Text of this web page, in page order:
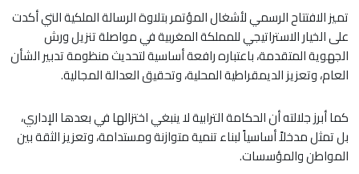
تميز الافتتاح الرسمي لأشغال المؤتمر بتلاوة الرسالة الملكية التي أكدت
على الخيار الاستراتيجي للمملكة المغربية في مواصلة تنزيل ورش
الجهوية المتقدمة، باعتباره رافعة أساسية لتحديث منظومة تدبير الشأن
العام، وتعزيز الديمقراطية المحلية، وتحقيق العدالة المجالية.
كما أبرز جلالته أن الحكامة الترابية لا ينبغي اختزالها في بعدها الإداري،
بل تمثل مدخلاً أساسياً لبناء تنمية متوازنة ومستدامة، وتعزيز الثقة بين
المواطن والمؤسسات.